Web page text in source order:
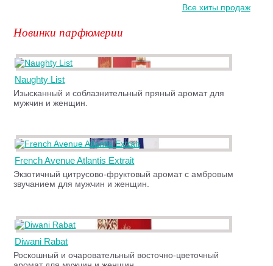
Все хиты продаж
Новинки парфюмерии
Naughty List
Изысканный и соблазнительный пряный аромат для
мужчин и женщин.
French Avenue Atlantis Extrait
Экзотичный цитрусово-фруктовый аромат с амбровым
звучанием для мужчин и женщин.
Diwani Rabat
Роскошный и очаровательный восточно-цветочный